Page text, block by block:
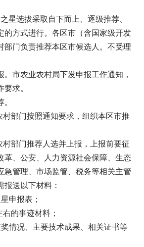
星选拔采取自下而上、逐级推荐、
的方式进行。各区市（含国家级开发
部门负责推荐本区市候选人。不受理
。市农业农村局下发申报工作通知，
求。
村部门按照通知要求，组织本区市推
部门推荐人选并上报，上报前要征
革、公安、人力资源社会保障、生态
急管理、市场监管、税务等相关主管
送以下材料：
申报表；
右的事迹材料；
奖情况、主要技术成果、相关证书等